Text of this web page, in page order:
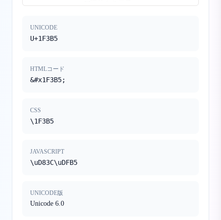
UNICODE
U+1F3B5
HTMLコード
&#x1F3B5;
CSS
\1F3B5
JAVASCRIPT
\uD83C\uDFB5
UNICODE版
Unicode 6.0